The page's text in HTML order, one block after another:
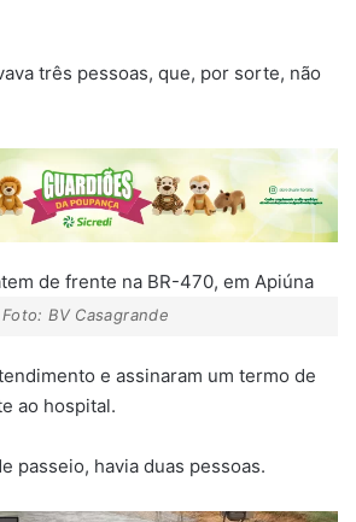
três pessoas, que, por sorte, não
Foto: BV Casagrande
e assinaram um termo de
ao hospital.
passeio, havia duas pessoas.